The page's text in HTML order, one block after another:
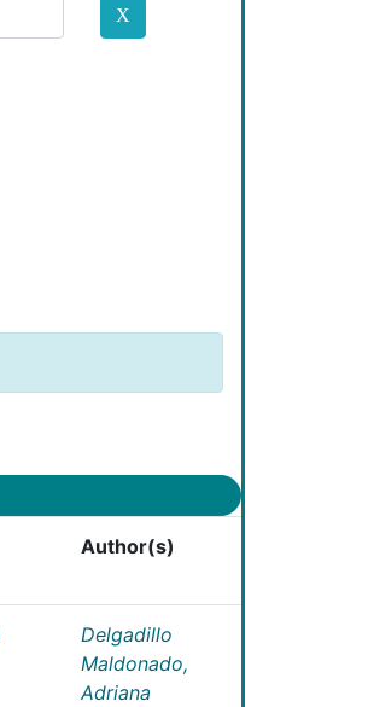
Author(s)
Delgadillo
Maldonado,
Adriana